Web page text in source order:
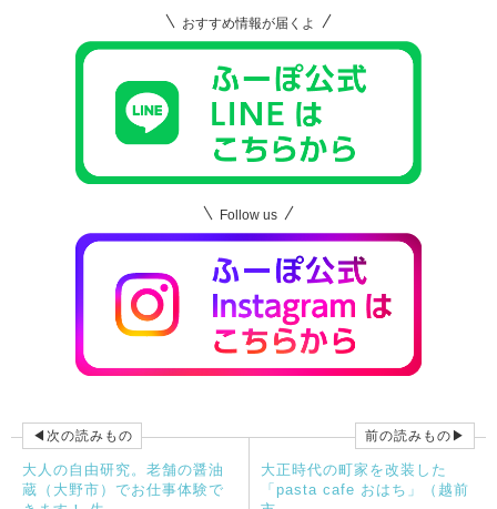
おすすめ情報が届くよ
Follow us
◀次の読みもの
大人の自由研究。老舗の醤油
蔵（大野市）でお仕事体験で
前の読みもの▶
大正時代の町家を改装した
「pasta cafe おはち」（越前